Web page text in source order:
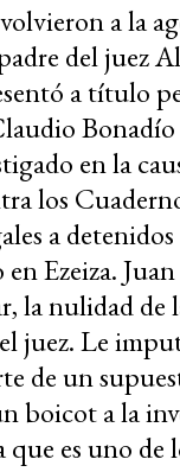
a la
del juez
a título
en la
los
a
Ezeiza.
la nulidad de
juez. Le
de un
boicot a la
que es uno de